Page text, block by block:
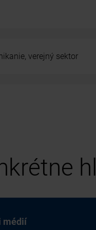
verejný sektor
médií